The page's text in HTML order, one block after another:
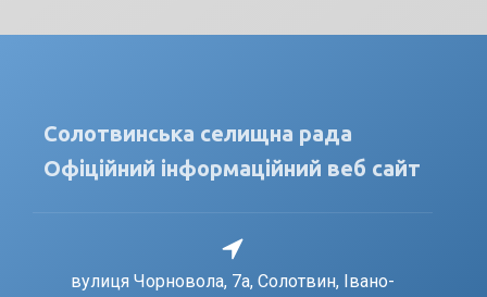
Солотвинська селищна рада
Офіційний інформаційний веб сайт
вулиця Чорновола, 7a, Солотвин, Івано-